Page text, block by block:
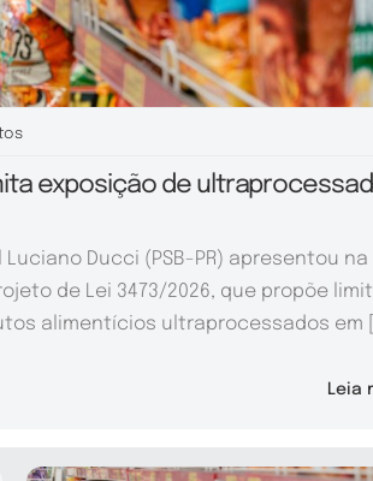
exposição de
Ducci (PSB-PR) apresentou na
de Lei 3473/2026, que propõe
alimentícios ultraprocessados em
Leia